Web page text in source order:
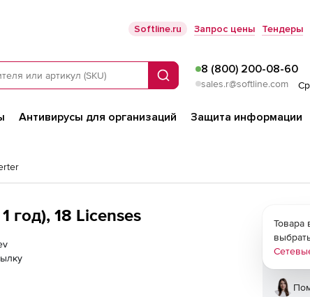
Softline.ru Запрос цены Тендеры
Поиск
8 (800) 200-08-60
sales.r@softline.com
Антивирусы для организаций Защита информации
год), 18 Licenses
Товара